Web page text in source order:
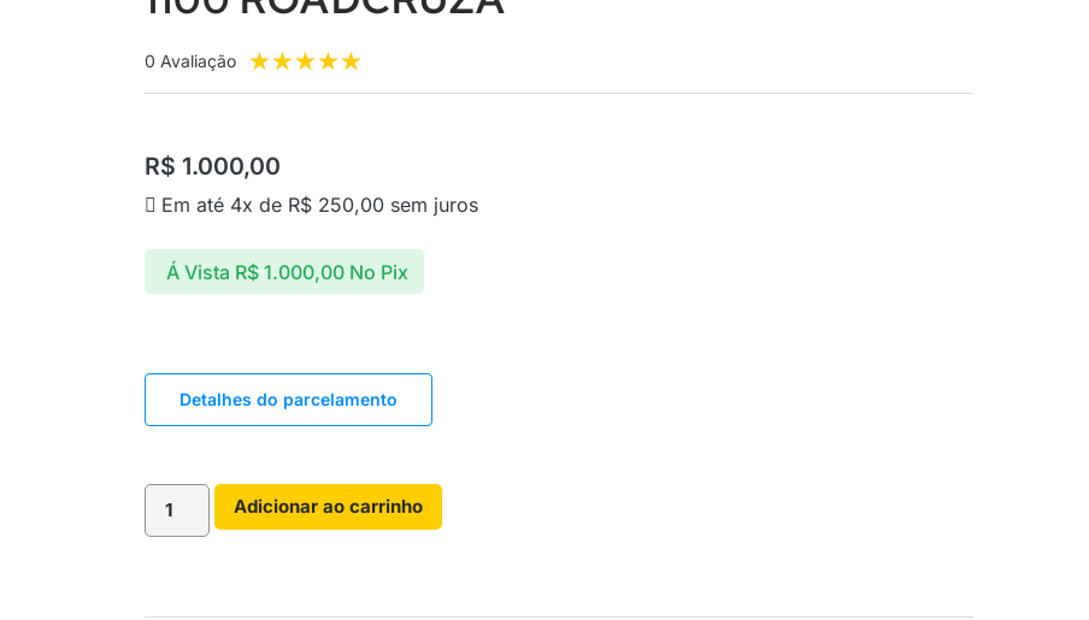
0 Avaliação ★★★★★
R$ 1.000,00
Em até 4x de R$ 250,00 sem juros
Á Vista R$1.000,00 No Pix
Detalhes do parcelamento
Adicionar ao carrinho